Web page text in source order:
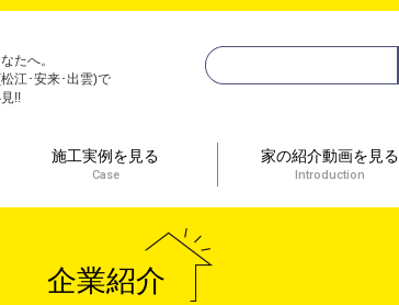
たへ。
江･安来･出雲)で
!!
施工実例を見る
Case
家の紹介動画を見る
Introduction
企業紹介